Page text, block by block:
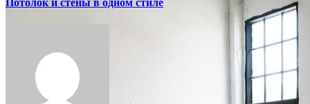
Потолок и стены в одном стиле